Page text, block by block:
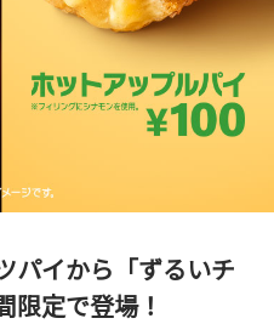
パイから「ずるいチ
限定で登場！